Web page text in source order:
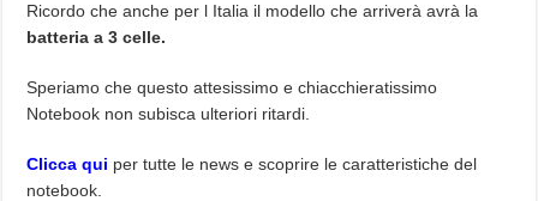
Ricordo che anche per l Italia il modello che arriverà avrà la
batteria a 3 celle.
Speriamo che questo attesissimo e chiacchieratissimo
Notebook non subisca ulteriori ritardi.
Clicca qui per tutte le news e scoprire le caratteristiche del
notebook.